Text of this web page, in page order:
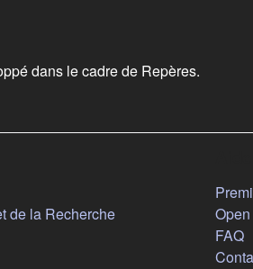
dans le cadre de Repères.
onglet)
de la Recherche(s'ouvre dans un
FAQ